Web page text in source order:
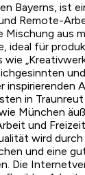
Bayerns, ist
Remote-
Mischung aus
ideal für
wie
inspirierenden
in
München
und
wird
und eine
Die